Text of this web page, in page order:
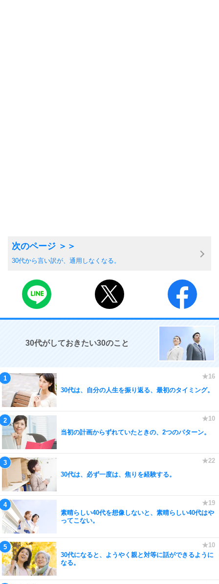
30代から言い訳が、通用しなくなる。
30代がしておきたい30のこと
30代は、自分の人生を振り返る、最初のタイミング。
当初の計画からずれていたときの、2つのパターン。
30代は、必ず一度は、焦りを経験する。
素晴らしい40代を想像しないと、素晴らしい40代はや
ってこない。
30代になると、ようやく親と対等に話ができるように
なる。